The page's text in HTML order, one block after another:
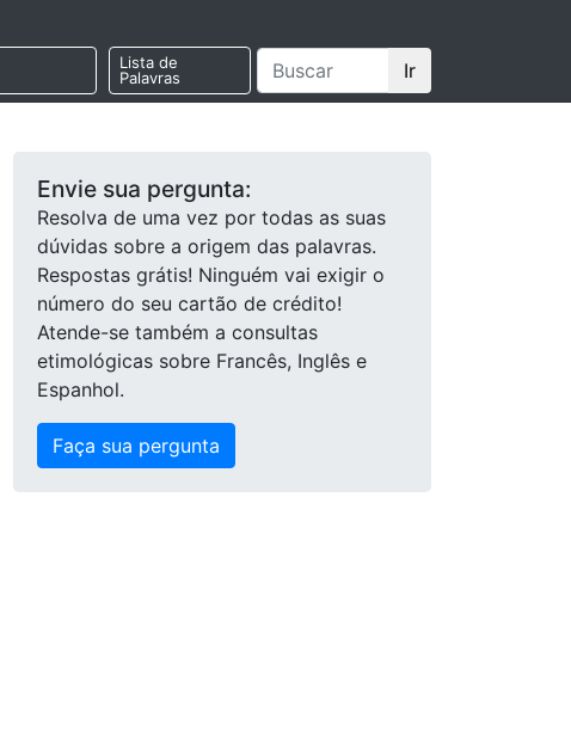
Lista de
Palavras
Ir
Envie sua pergunta:
Resolva de uma vez por todas as suas
dúvidas sobre a origem das palavras.
Respostas grátis! Ninguém vai exigir o
número do seu cartão de crédito!
Atende-se também a consultas
etimológicas sobre Francês, Inglês e
Espanhol.
Faça sua pergunta